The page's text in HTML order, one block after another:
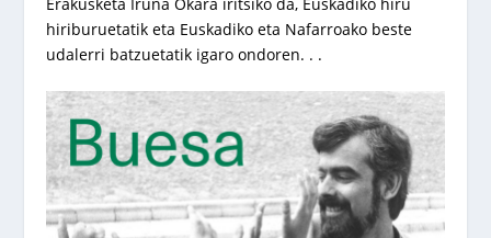
hiriburuetatik eta Euskadiko eta Nafarroako beste
udalerri batzuetatik igaro ondoren. . .